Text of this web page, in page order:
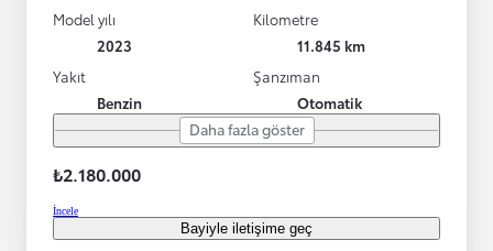
Model yılı
2023
Kilometre
11.845 km
Yakıt
Benzin
Şanzıman
Otomatik
Daha fazla göster
₺2.180.000
İncele
Bayiyle iletişime geç